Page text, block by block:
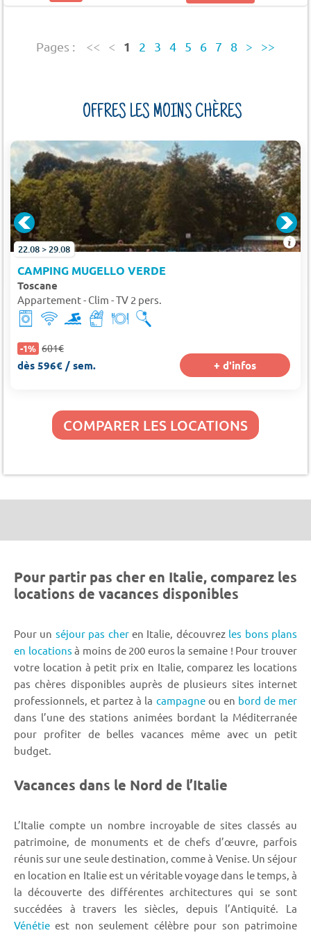
Pages : << < 1 2 3 4 5 6 7 8 > >>
OFFRES LES MOINS CHÈRES
22.08 > 29.08
CAMPING MUGELLO VERDE
Toscane
Appartement - Clim - TV 2 pers.
-1% 601€
dès 596€ / sem. + d'infos
COMPARER LES LOCATIONS
Pour partir pas cher en Italie, comparez les
locations de vacances disponibles
Pour un séjour pas cheren Italie, découvrez les bons plans
en locations à moins de 200 euros la semaine ! Pour trouver
votre location à petit prix en Italie, comparez les locations
pas chères disponibles auprès de plusieurs sites internet
professionnels, et partez à la campagneou en bord de mer
dans l’une des stations animées bordant la Méditerranée
pour profiter de belles vacances même avec un petit
budget.
Vacances dans le Nord de l’Italie
L’Italie compte un nombre incroyable de sites classés au
patrimoine, de monuments et de chefs d’œuvre, parfois
réunis sur une seule destination, comme à Venise. Un séjour
en location en Italie est un véritable voyage dans le temps, à
la découverte des différentes architectures qui se sont
succédées à travers les siècles, depuis l’Antiquité. La
Vénétie est non seulement célèbre pour son patrimoine